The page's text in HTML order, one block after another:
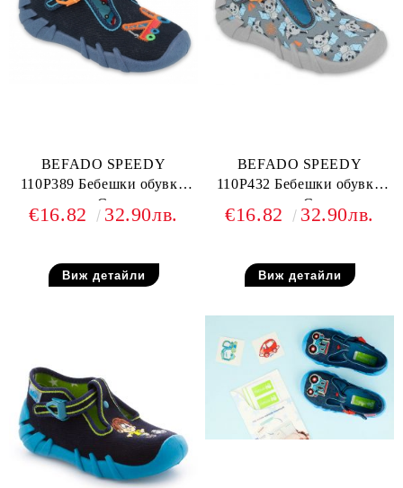
BEFADO SPEEDY
110P389 Бебешки обувки
от текстил, С камиончета
€16.82 32.90лв.
Виж детайли
BEFADO SPEEDY
110P432 Бебешки обувки
от текстил, С прилепи
€16.82 32.90лв.
Виж детайли